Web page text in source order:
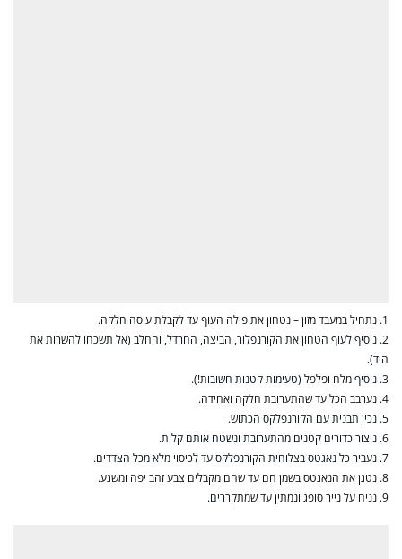
1. נתחיל במעבד מזון – נטחון את פילה העוף עד לקבלת עיסה חלקה.
2. נוסיף לעוף הטחון את הקורנפלור, הביצה, החרדל, והחלב (אל תשכחו להשרות את
היד).
3. נוסיף מלח ופלפל (טעימות קטנות חשובות!).
4. נערבב הכל עד שהתערובת חלקה ואחידה.
5. נכין תבנית עם הקורנפלקס הכתוש.
6. ניצור כדורים קטנים מהתערובת ונשטח אותם קלות.
7. נעביר כל נאגטס בצלוחית הקורנפלקס עד לכיסוי מלא מכל הצדדים.
8. נטגן את הנאגטס בשמן חם עד שהם מקבלים צבע זהב יפה ומשגע.
9. נניח על נייר סופג ונמתין עד שמתקררים.